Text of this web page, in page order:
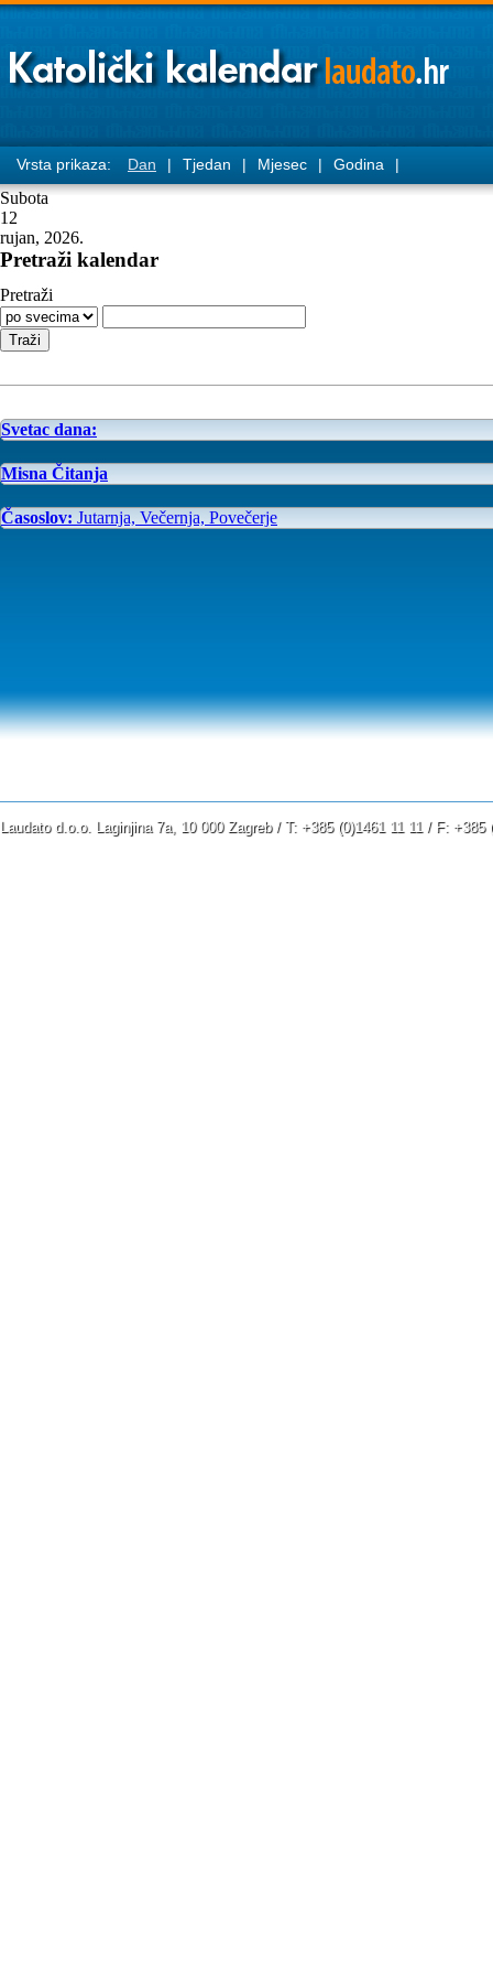
Vrsta prikaza: Dan | Tjedan | Mjesec | Godina |
Subota
12
rujan, 2026.
Pretraži kalendar
Pretraži
Svetac dana:
Misna Čitanja
Časoslov: Jutarnja, Večernja, Povečerje
Laudato d.o.o. Laginjina 7a, 10 000 Zagreb / T: +385 (0)1461 11 11 / F: